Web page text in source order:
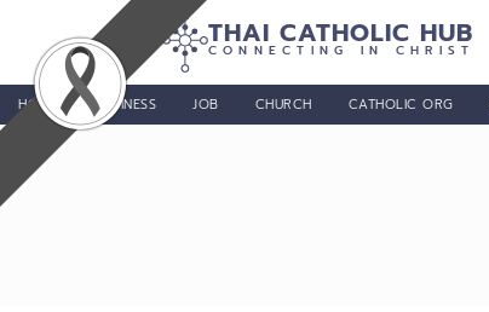
THAI CATHOLIC HUB
CONNECTING IN CHRIST
HOME BUSINESS JOB CHURCH CATHOLIC ORG